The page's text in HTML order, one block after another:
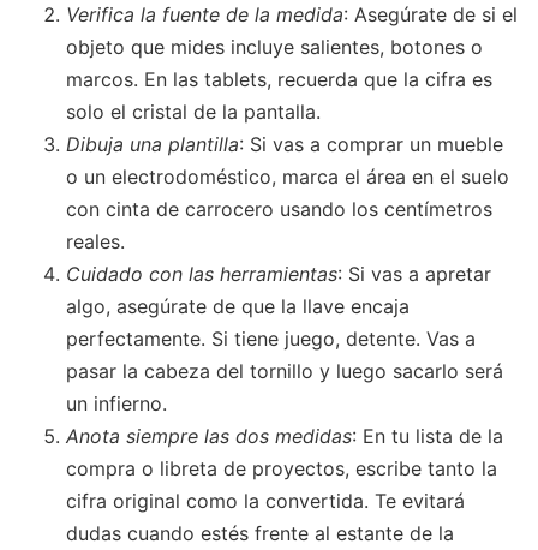
Verifica la fuente de la medida: Asegúrate de si el
objeto que mides incluye salientes, botones o
marcos. En las tablets, recuerda que la cifra es
solo el cristal de la pantalla.
Dibuja una plantilla: Si vas a comprar un mueble
o un electrodoméstico, marca el área en el suelo
con cinta de carrocero usando los centímetros
reales.
Cuidado con las herramientas: Si vas a apretar
algo, asegúrate de que la llave encaja
perfectamente. Si tiene juego, detente. Vas a
pasar la cabeza del tornillo y luego sacarlo será
un infierno.
Anota siempre las dos medidas: En tu lista de la
compra o libreta de proyectos, escribe tanto la
cifra original como la convertida. Te evitará
dudas cuando estés frente al estante de la